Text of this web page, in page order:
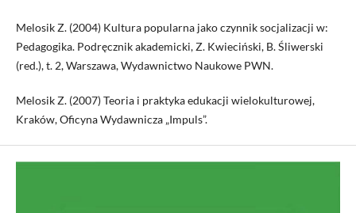
Melosik Z. (2004) Kultura popularna jako czynnik socjalizacji w:
Pedagogika. Podręcznik akademicki, Z. Kwieciński, B. Śliwerski
(red.), t. 2, Warszawa, Wydawnictwo Naukowe PWN.
Melosik Z. (2007) Teoria i praktyka edukacji wielokulturowej,
Kraków, Oficyna Wydawnicza „Impuls”.